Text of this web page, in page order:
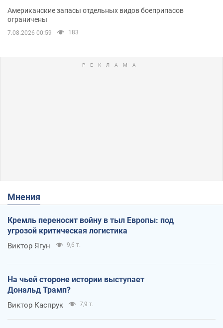
Американские запасы отдельных видов боеприпасов
ограничены
7.08.2026 00:59 183
Мнения
Кремль переносит войну в тыл Европы: под
угрозой критическая логистика
Виктор Ягун 9,6 т.
На чьей стороне истории выступает
Дональд Трамп?
Виктор Каспрук 7,9 т.